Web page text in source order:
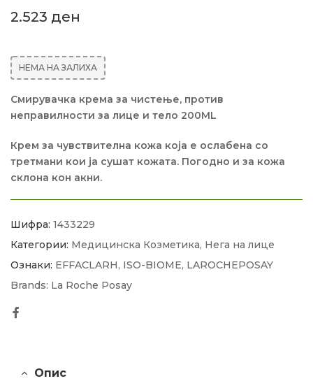
2.523 ден
НЕМА НА ЗАЛИХА
Смирувачка крема за чистење, против
неправилности за лице и тело 200ML
Крем за чувствителна кожа која е ослабена со
третмани кои ја сушат кожата. Погодно и за кожа
склона кон акни.
Шифра: 1433229
Категории: Медицинска Козметика, Нега на лице
Ознаки: EFFACLARH, ISO-BIOME, LAROCHEPOSAY
Brands: La Roche Posay
Опис